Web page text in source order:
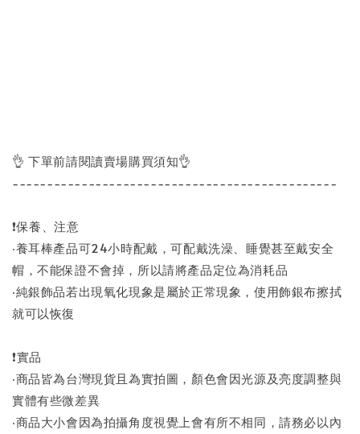
👌 下單前請閱讀賣場購買須知👌
-----------------------------------------------
❗保養、注意
‧養耳棒產品可24小時配戴，可配戴洗澡、睡覺甚至戴安全
帽，不能保證不會掉，所以請將產品定位為消耗品
‧純銀飾品若出現氧化現象是屬於正常現象，使用飾銀布擦拭
就可以恢復
❗實品
‧商品皆為台灣現貨且為實拍圖，顏色會因光源及亮度調整與
實體有些微差異
‧商品大小會因為拍攝角度視覺上會有所不相同，請務必以內